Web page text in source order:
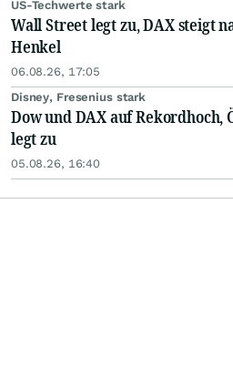
US-Techwerte stark
Wall Street legt zu, DAX steigt
Henkel
06.08.26, 17:05
Disney, Fresenius stark
Dow und DAX auf
legt zu
05.08.26, 16:40